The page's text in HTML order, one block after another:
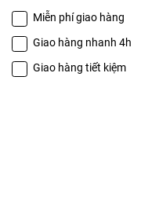
Miễn phí giao hàng
Giao hàng nhanh 4h
Giao hàng tiết kiệm